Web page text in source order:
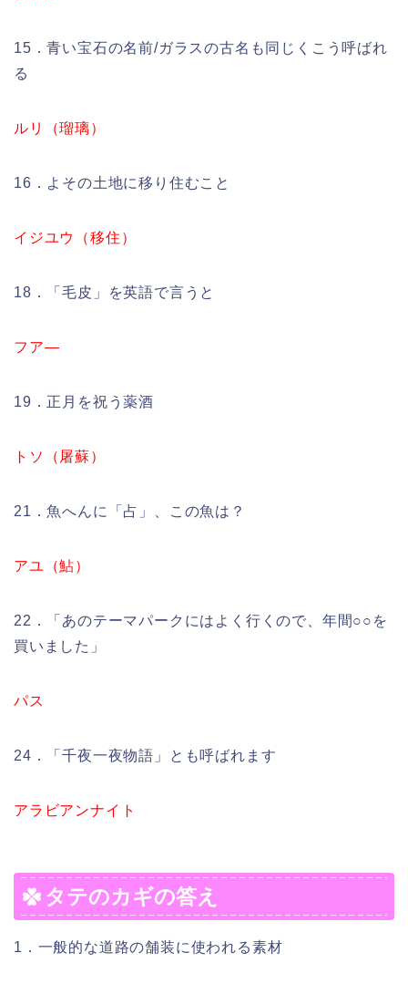
15．青い宝石の名前/ガラスの古名も同じくこう呼ばれ
る
ルリ（瑠璃）
16．よその土地に移り住むこと
イジユウ（移住）
18．「毛皮」を英語で言うと
フア―
19．正月を祝う薬酒
トソ（屠蘇）
21．魚へんに「占」、この魚は？
アユ（鮎）
22．「あのテーマパークにはよく行くので、年間○○を
買いました」
パス
24．「千夜一夜物語」とも呼ばれます
アラビアンナイト
タテのカギの答え
1．一般的な道路の舗装に使われる素材